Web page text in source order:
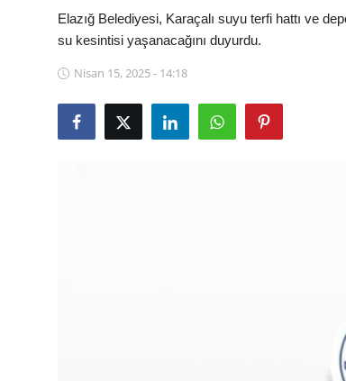
Türkiye Gündemi
Elazığ Belediyesi, Karaçalı suyu terfi hattı ve
su kesintisi yaşanacağını duyurdu.
Nisan 15, 2025 - 14:18